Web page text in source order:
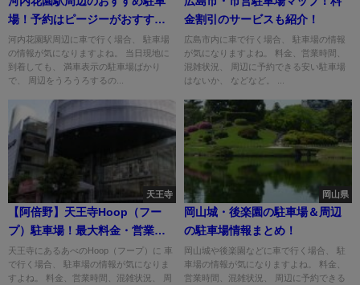
場！予約はピージーがおすす
め！
河内花園駅周辺に車で行く場合、 駐車場
の情報が気になりますよね。 当日現地に
到着しても、 満車表示の駐車場ばかり
で、 周辺をうろうろするの...
金割引のサービスも紹介！
広島市内に車で行く場合、 駐車場の情報
が気になりますよね。 料金、営業時間、
混雑状況、 周辺に予約できる安い駐車場
はないか、 などなど。 ...
天王寺
【阿倍野】天王寺Hoop（フー
プ）駐車場！最大料金・営業時
間・提携割引は？
天王寺にあるあべのHoop（フープ）に 車
で行く場合、 駐車場の情報が気になりま
すよね。 料金、営業時間、混雑状況、 周
岡山県
岡山城・後楽園の駐車場＆周辺
の駐車場情報まとめ！
岡山城や後楽園などに車で行く場合、 駐
車場の情報が気になりますよね。 料金、
営業時間、混雑状況、 周辺に予約できる